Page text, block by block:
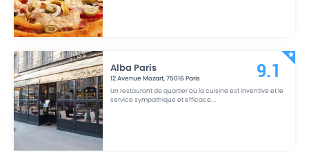
Alba Paris
12 Avenue Mozart,75016Paris
Un restaurant de quartier où la cuisine est inventive et le
service sympathique et efficace....
9.1